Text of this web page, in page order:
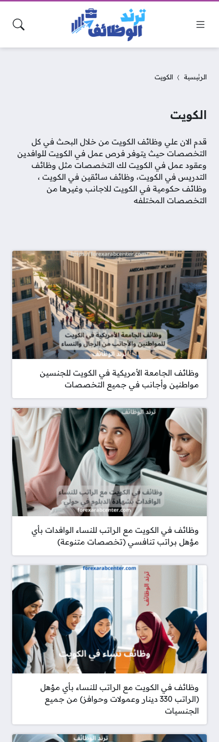
الرئيسية الكويت
الكويت
قدم الان علي وظائف الكويت من خلال البحث في كل
التخصصات حيث يتوفر فرص عمل في الكويت للوافدين
وعقود عمل في الكويت لك التخصصات مثل وظائف
التدريس في الكويت، وظائف سائقين في الكويت ،
وظائف حكومية في الكويت للاجانب وغيرها من
التخصصات المختلفه
وظائف الجامعة الأمريكية في الكويت للجنسين
مواطنين وأجانب في جميع التخصصات
وظائف في الكويت مع الراتب للنساء الوافدات بأي
مؤهل براتب تنافسي (تخصصات متنوعة)
وظائف في الكويت مع الراتب للنساء بأي مؤهل
(الراتب 330 دينار وعمولات وحوافز) من جميع
الجنسيات